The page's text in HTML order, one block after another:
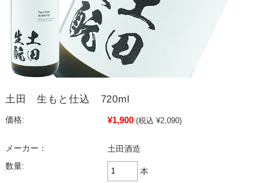
土田 生もと仕込 720ml
価格: ¥1,900 (税込 ¥2,090)
メーカー：
土田酒造
数量:
本